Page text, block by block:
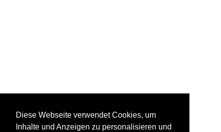
Diese Webseite verwendet Cookies, um
Inhalte und Anzeigen zu personalisieren und